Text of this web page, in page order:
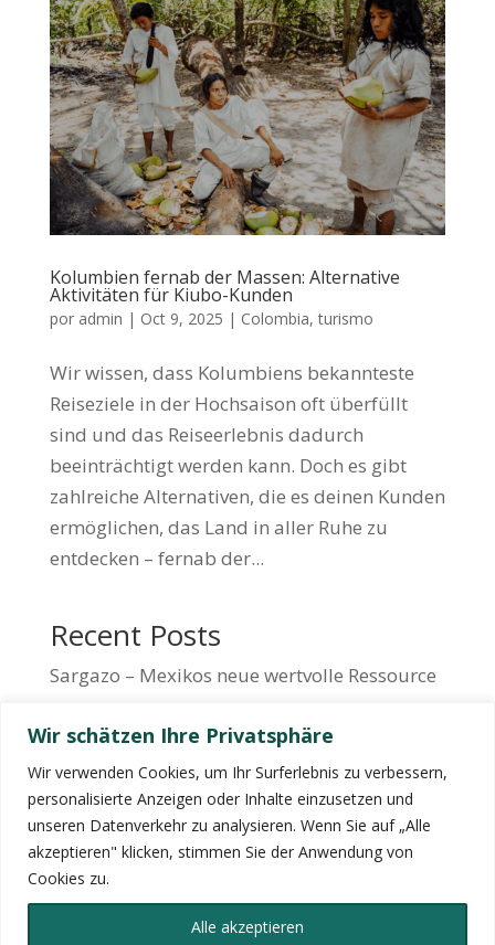
Wir schätzen Ihre Privatsphäre
Wir verwenden Cookies, um Ihr Surferlebnis zu verbessern,
personalisierte Anzeigen oder Inhalte einzusetzen und
unseren Datenverkehr zu analysieren. Wenn Sie auf „Alle
akzeptieren" klicken, stimmen Sie der Anwendung von
Cookies zu.
Alle akzeptieren
Kolumbien fernab der Massen: Alternative
Aktivitäten für Kiubo-Kunden
por admin | Oct 9, 2025 | Colombia,turismo
Wir wissen, dass Kolumbiens bekannteste
Reiseziele in der Hochsaison oft überfüllt
sind und das Reiseerlebnis dadurch
beeinträchtigt werden kann. Doch es gibt
zahlreiche Alternativen, die es deinen Kunden
ermöglichen, das Land in aller Ruhe zu
entdecken – fernab der...
Recent Posts
Sargazo – Mexikos neue wertvolle Ressource
zum aktiven Karibikurlaub
Kolumbien fernab der Massen: Alternative
Aktivitäten für Kiubo-Kunden
Recent Comments
No hay comentarios que mostrar.